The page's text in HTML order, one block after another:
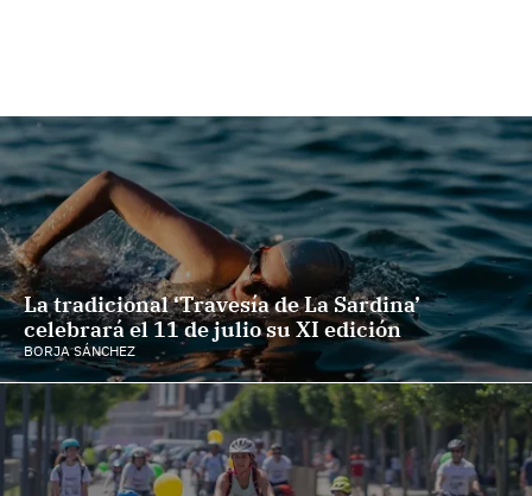
La tradicional ‘Travesía de La Sardina’
celebrará el 11 de julio su XI edición
BORJA SÁNCHEZ